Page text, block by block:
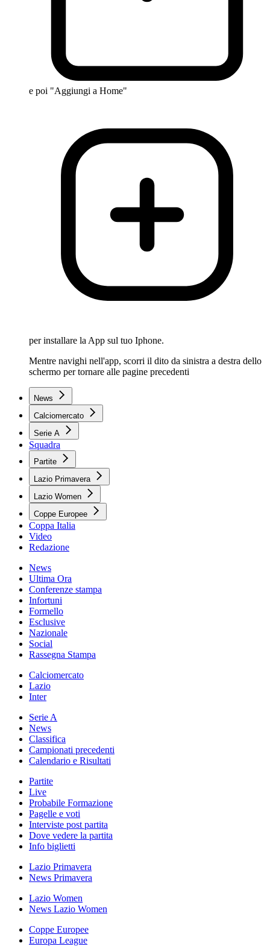
e poi "Aggiungi a Home"
per installare la App sul tuo Iphone.
Mentre navighi nell'app, scorri il dito da sinistra a destra dello
schermo per tornare alle pagine precedenti
News
Calciomercato
Serie A
Squadra
Partite
Lazio Primavera
Lazio Women
Coppe Europee
Coppa Italia
Video
Redazione
News
Ultima Ora
Conferenze stampa
Infortuni
Formello
Esclusive
Nazionale
Social
Rassegna Stampa
Calciomercato
Lazio
Inter
Serie A
News
Classifica
Campionati precedenti
Calendario e Risultati
Partite
Live
Probabile Formazione
Pagelle e voti
Interviste post partita
Dove vedere la partita
Info biglietti
Lazio Primavera
News Primavera
Lazio Women
News Lazio Women
Coppe Europee
Europa League